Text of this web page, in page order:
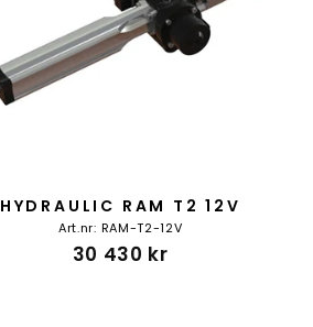
HYDRAULIC RAM T2 12V
Art.nr: RAM-T2-12V
30 430 kr